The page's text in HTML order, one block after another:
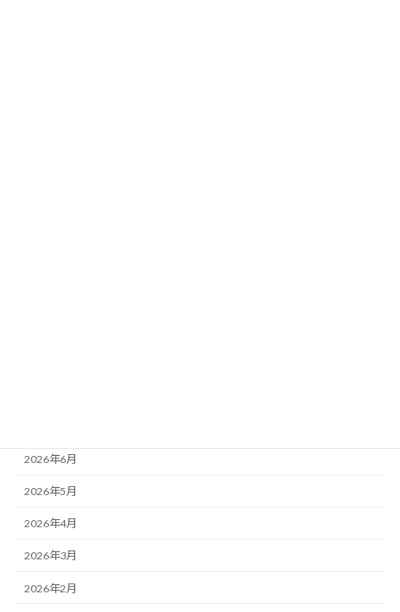
2026年6月
2026年5月
2026年4月
2026年3月
2026年2月